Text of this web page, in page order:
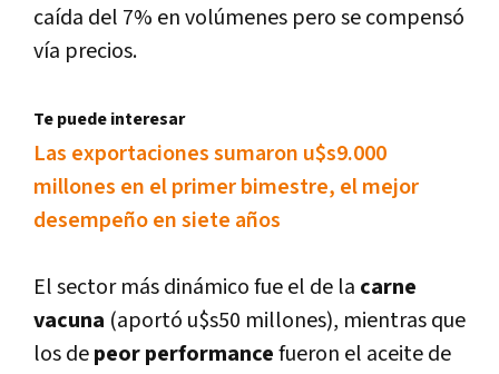
caí­da del 7% en volúmenes pero se compensó
ví­a precios.
Te puede interesar
Las exportaciones sumaron u$s9.000
millones en el primer bimestre, el mejor
desempeño en siete años
El sector más dinámico fue el de la carne
vacuna (aportó u$s50 millones), mientras que
los depeorperformancefueron el aceite de